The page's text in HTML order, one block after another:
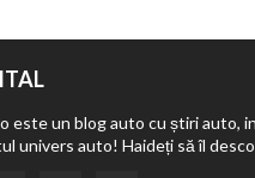
este un blog auto cu știri auto,
univers auto! Haideți să îl